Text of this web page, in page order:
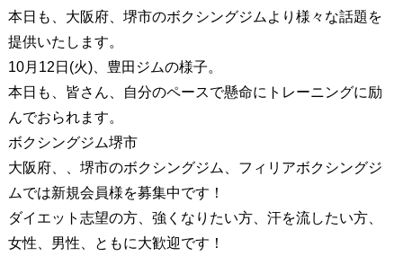
本日も、大阪府、堺市のボクシングジムより様々な話題を
提供いたします。
10月12日(火)、豊田ジムの様子。
本日も、皆さん、自分のペースで懸命にトレーニングに励
んでおられます。
ボクシングジム堺市
大阪府、、堺市のボクシングジム、フィリアボクシングジ
ムでは新規会員様を募集中です！
ダイエット志望の方、強くなりたい方、汗を流したい方、
女性、男性、ともに大歓迎です！